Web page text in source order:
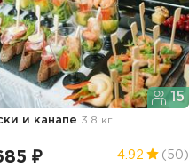
15
и канапе 3.8 кг
₽ 4.92 (50)